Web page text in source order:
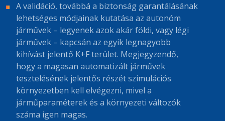
A validáció, továbbá a biztonság garantálásának
lehetséges módjainak kutatása az autonóm
járművek – legyenek azok akár földi, vagy légi
járművek – kapcsán az egyik legnagyobb
kihívást jelentő K+F terület. Megjegyzendő,
hogy a magasan automatizált járművek
tesztelésének jelentős részét szimulációs
környezetben kell elvégezni, mivel a
járműparaméterek és a környezeti változók
száma igen magas.